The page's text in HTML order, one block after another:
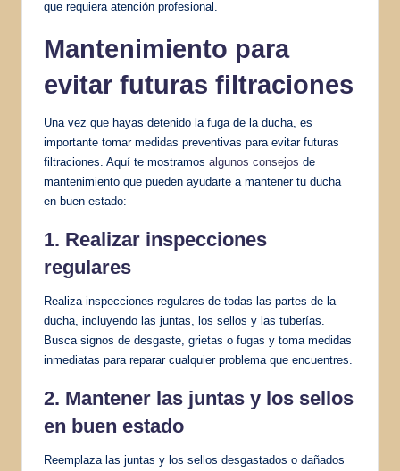
que requiera atención profesional.
Mantenimiento para
evitar futuras filtraciones
Una vez que hayas detenido la fuga de la ducha, es
importante tomar medidas preventivas para evitar futuras
filtraciones. Aquí te mostramos algunos consejos de
mantenimiento que pueden ayudarte a mantener tu ducha
en buen estado:
1. Realizar inspecciones
regulares
Realiza inspecciones regulares de todas las partes de la
ducha, incluyendo las juntas, los sellos y las tuberías.
Busca signos de desgaste, grietas o fugas y toma medidas
inmediatas para reparar cualquier problema que encuentres.
2. Mantener las juntas y los sellos
en buen estado
Reemplaza las juntas y los sellos desgastados o dañados